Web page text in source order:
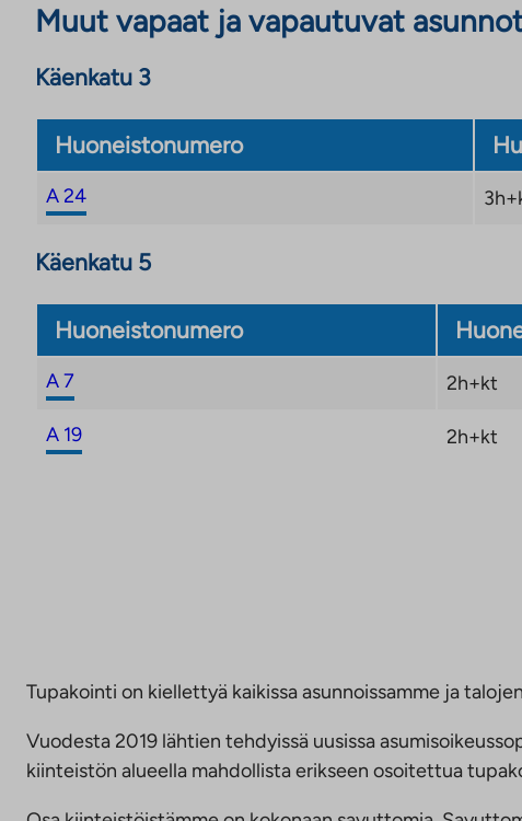
Muut vapaat ja vapautuvat
Käenkatu 3
Huoneistonumero
A 24
Käenkatu 5
Huoneistonumero
A 7 2h+kt
A 19 2h+kt
Tupakointi on kiellettyä kaikissa asunnoissamme ja
Vuodesta 2019 lähtien tehdyissä uusissa
kiinteistön alueella mahdollista erikseen osoitettua